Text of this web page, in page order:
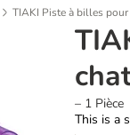
TIAKI Piste à billes
– 1 Pièce
This is a